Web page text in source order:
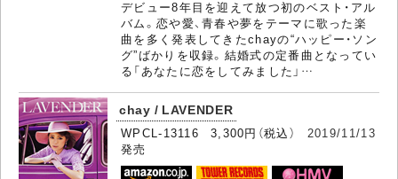
デビュー8年目を迎えて放つ初のベスト・アル
バム。恋や愛、青春や夢をテーマに歌った楽
曲を多く発表してきたchayの“ハッピー・ソン
グ”ばかりを収録。結婚式の定番曲となってい
る「あなたに恋をしてみました」…
chay / LAVENDER
WPCL-13116 3,300円（税込） 2019/11/13
発売